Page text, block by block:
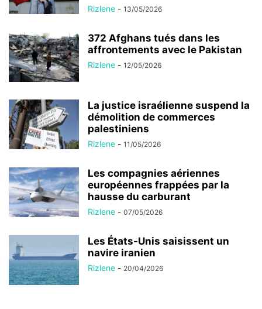
Rizlene - 13/05/2026
372 Afghans tués dans les
affrontements avec le Pakistan
Rizlene - 12/05/2026
La justice israélienne suspend la
démolition de commerces
palestiniens
Rizlene - 11/05/2026
Les compagnies aériennes
européennes frappées par la
hausse du carburant
Rizlene - 07/05/2026
Les États-Unis saisissent un
navire iranien
Rizlene - 20/04/2026